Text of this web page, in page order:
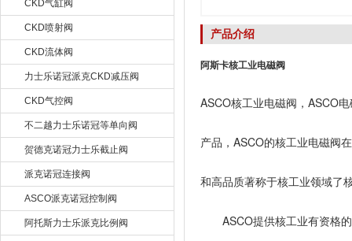
CKD气缸阀
CKD喷射阀
CKD流体阀
力士乐诺冠派克CKD减压阀
CKD气控阀
不二越力士乐诺冠等单向阀
贺德克诺冠力士乐截止阀
派克诺冠连接阀
ASCO派克诺冠控制阀
阿托斯力士乐派克比例阀
产品介绍
阿斯卡核工业电磁阀
ASCO核工业电磁阀，ASCO
产品，ASCO的核工业电磁阀
和高品质著称于核工业领域了
ASCO提供核工业有资格的